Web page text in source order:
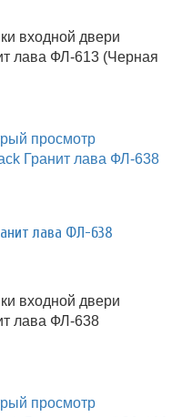
входной двери
лава ФЛ-613 (Черная
просмотр
лава ФЛ-638
входной двери
лава ФЛ-638
просмотр